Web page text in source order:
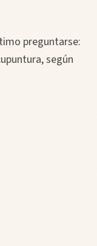
preguntarse:
según